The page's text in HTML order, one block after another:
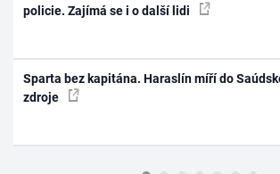
policie. Zajímá se i o další lidi
Sparta bez kapitána. Haraslín míří do
zdroje